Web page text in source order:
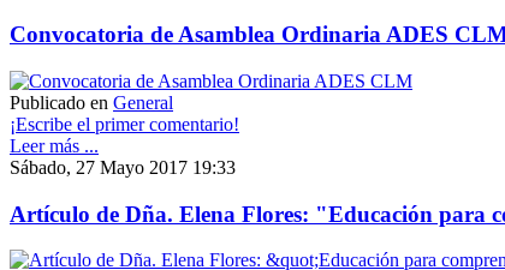
Convocatoria de Asamblea Ordinaria ADES
Publicado en General
¡Escribe el primer comentario!
Leer más ...
Sábado, 27 Mayo 2017 19:33
Artículo de Dña. Elena Flores: "Educación para